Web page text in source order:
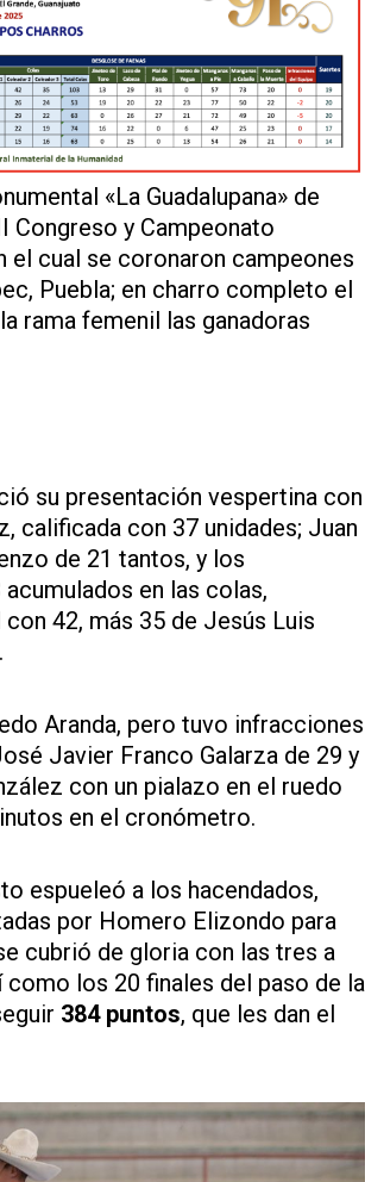
«La Guadalupana» de
Congreso y Campeonato
el cual se coronaron campeones
Puebla; en charro completo el
rama femenil las ganadoras
su presentación vespertina con
calificada con 37 unidades; Juan
de 21 tantos, y los
en las colas,
42, más 35 de Jesús Luis
Aranda, pero tuvo infracciones
Javier Franco Galarza de 29 y
con un pialazo en el ruedo
en el cronómetro.
espueleó a los hacendados,
por Homero Elizondo para
cubrió de gloria con las tres a
los 20 finales del paso de la
384 puntos, que les dan el